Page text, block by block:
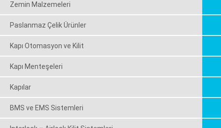
Zemin Malzemeleri
Paslanmaz Çelik Ürünler
Kapı Otomasyon ve Kilit
Kapı Menteşeleri
Kapılar
BMS ve EMS Sistemleri